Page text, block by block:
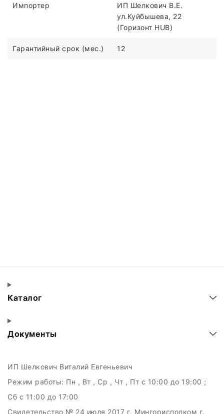
Импортер
ИП Шелкович В.Е.
ул.Куйбышева, 22
(Горизонт HUB)
Гарантийный срок (мес.) 12
Каталог
Документы
ИП Шелкович Виталий Евгеньевич
Режим работы: Пн , Вт , Ср , Чт , Пт c 10:00 до 19:00 ;
Сб c 11:00 до 17:00
Свидетельство № 24 июля 2017 г. Мингорисполком г.